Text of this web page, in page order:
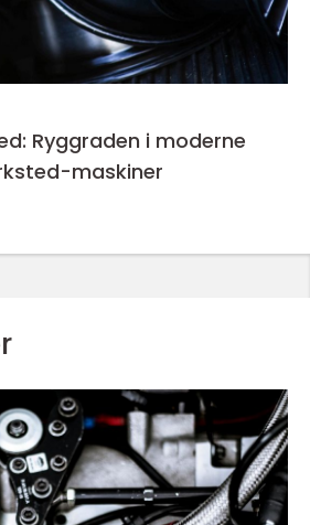
Ryggraden i moderne
maskiner